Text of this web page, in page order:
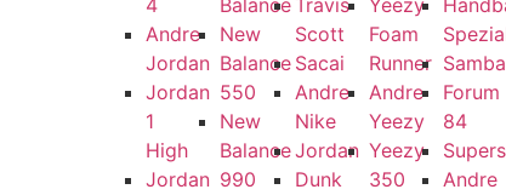
4
Andre
Jordan
Jordan
1
High
Jordan
Balance
New
Balance
550
New
Balance
990
Travis
Scott
Sacai
Andre
Nike
Jordan
Dunk
Yeezy
Foam
Runner
Andre
Yeezy
Yeezy
350
Samba
Forum
84
Andre